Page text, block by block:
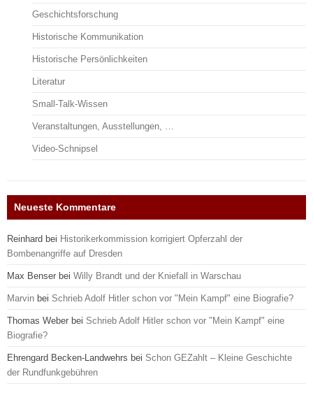
Geschichtsforschung
Historische Kommunikation
Historische Persönlichkeiten
Literatur
Small-Talk-Wissen
Veranstaltungen, Ausstellungen, …
Video-Schnipsel
Neueste Kommentare
Reinhard bei Historikerkommission korrigiert Opferzahl der
Bombenangriffe auf Dresden
Max Benser bei Willy Brandt und der Kniefall in Warschau
Marvin bei Schrieb Adolf Hitler schon vor "Mein Kampf" eine Biografie?
Thomas Weber bei Schrieb Adolf Hitler schon vor "Mein Kampf" eine
Biografie?
Ehrengard Becken-Landwehrs bei Schon GEZahlt – Kleine Geschichte
der Rundfunkgebühren